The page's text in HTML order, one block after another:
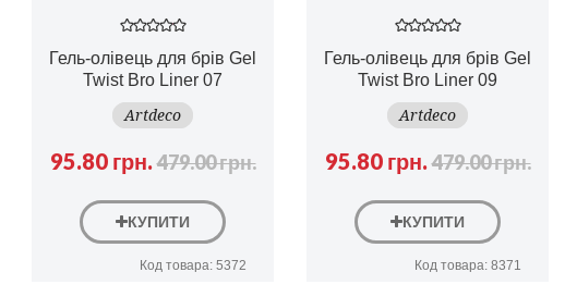
Гель-олівець для брів Gel
Twist Bro Liner 07
Artdeco
95.80 грн.479.00 грн.
КУПИТИ
Код товара: 5372
Гель-олівець для брів Gel
Twist Bro Liner 09
Artdeco
95.80 грн.479.00 грн.
КУПИТИ
Код товара: 8371